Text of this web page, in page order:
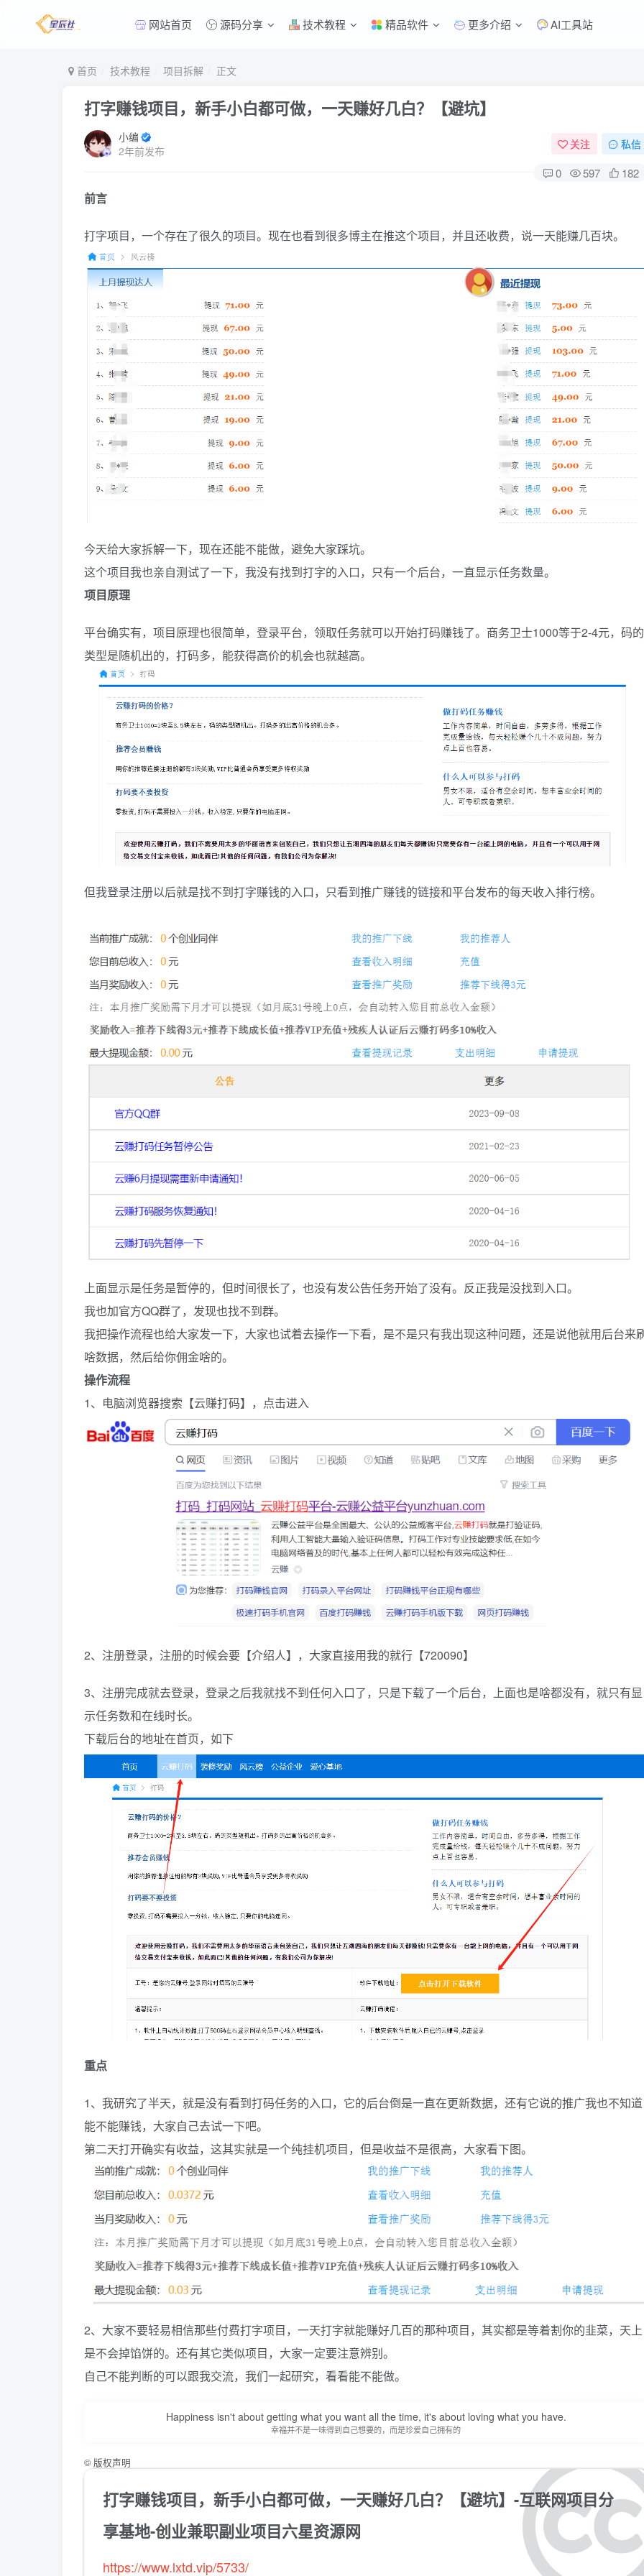
网站首页 源码分享 技术教程 精品软件 更多介绍 AI工具站
首页 技术教程 项目拆解 正文
打字赚钱项目，新手小白都可做，一天赚好几白？【避坑】
小编
2年前发布
关注 私信
0 597 182
前言
打字项目，一个存在了很久的项目。现在也看到很多博主在推这个项目，并且还收费，说一天能赚几百块。
今天给大家拆解一下，现在还能不能做，避免大家踩坑。
这个项目我也亲自测试了一下，我没有找到打字的入口，只有一个后台，一直显示任务数量。
项目原理
平台确实有，项目原理也很简单，登录平台，领取任务就可以开始打码赚钱了。商务卫士1000等于2-4元，码的
类型是随机出的，打码多，能获得高价的机会也就越高。
但我登录注册以后就是找不到打字赚钱的入口，只看到推广赚钱的链接和平台发布的每天收入排行榜。
上面显示是任务是暂停的，但时间很长了，也没有发公告任务开始了没有。反正我是没找到入口。
我也加官方QQ群了，发现也找不到群。
我把操作流程也给大家发一下，大家也试着去操作一下看，是不是只有我出现这种问题，还是说他就用后台来
啥数据，然后给你佣金啥的。
操作流程
1、电脑浏览器搜索【云赚打码】，点击进入
2、注册登录，注册的时候会要【介绍人】，大家直接用我的就行【720090】
3、注册完成就去登录，登录之后我就找不到任何入口了，只是下载了一个后台，上面也是啥都没有，就只有显
示任务数和在线时长。
下载后台的地址在首页，如下
重点
1、我研究了半天，就是没有看到打码任务的入口，它的后台倒是一直在更新数据，还有它说的推广我也不知道
能不能赚钱，大家自己去试一下吧。
第二天打开确实有收益，这其实就是一个纯挂机项目，但是收益不是很高，大家看下图。
2、大家不要轻易相信那些付费打字项目，一天打字就能赚好几百的那种项目，其实都是等着割你的韭菜，天上
是不会掉馅饼的。还有其它类似项目，大家一定要注意辨别。
自己不能判断的可以跟我交流，我们一起研究，看看能不能做。
Happiness isn't about getting what you want all the time, it's about loving what you have.
幸福并不是一味得到自己想要的，而是珍爱自己拥有的
© 版权声明
打字赚钱项目，新手小白都可做，一天赚好几白？【避坑】-互联网项目分
享基地-创业兼职副业项目六星资源网
https://www.lxtd.vip/5733/